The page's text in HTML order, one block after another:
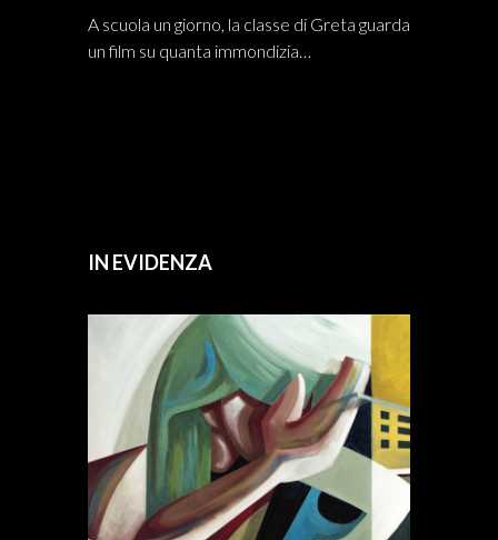
A scuola un giorno, la classe di Greta guarda
un film su quanta immondizia…
IN EVIDENZA